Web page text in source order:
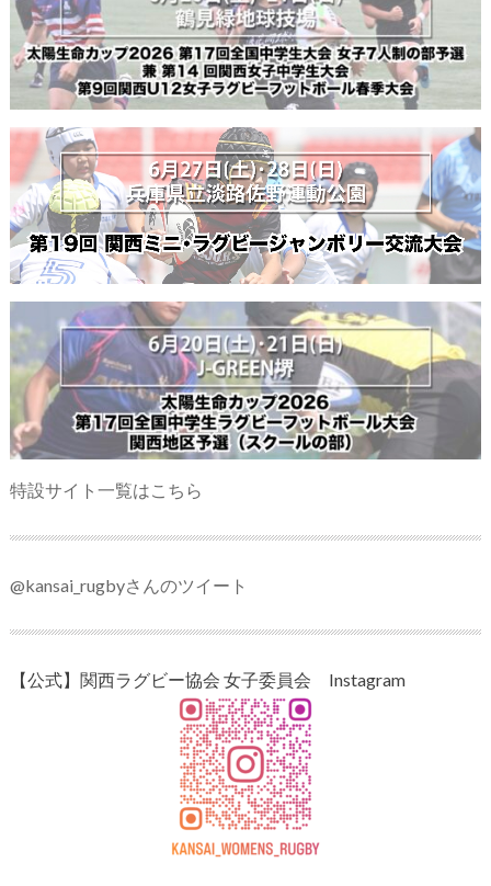
特設サイト一覧はこちら
@kansai_rugbyさんのツイート
【公式】関西ラグビー協会 女子委員会 Instagram